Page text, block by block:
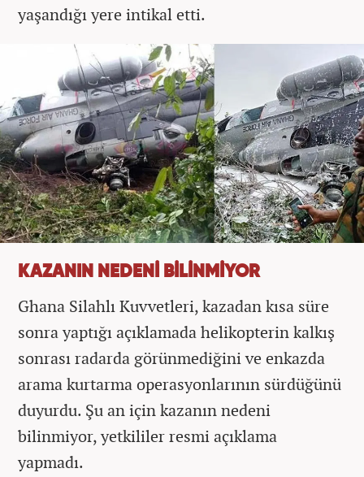
yaşandığı yere intikal etti.
KAZANIN NEDENİ BİLİNMİYOR
Ghana Silahlı Kuvvetleri, kazadan kısa süre
sonra yaptığı açıklamada helikopterin kalkış
sonrası radarda görünmediğini ve enkazda
arama kurtarma operasyonlarının sürdüğünü
duyurdu. Şu an için kazanın nedeni
bilinmiyor, yetkililer resmi açıklama
yapmadı.